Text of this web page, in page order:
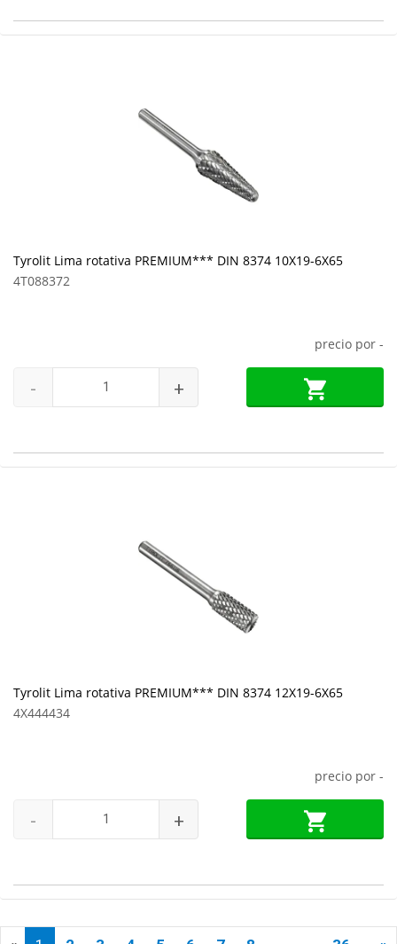
Tyrolit Lima rotativa PREMIUM*** DIN 8374 10X19-6X65
4T088372
precio por -
- +
Tyrolit Lima rotativa PREMIUM*** DIN 8374 12X19-6X65
4X444434
precio por -
- +